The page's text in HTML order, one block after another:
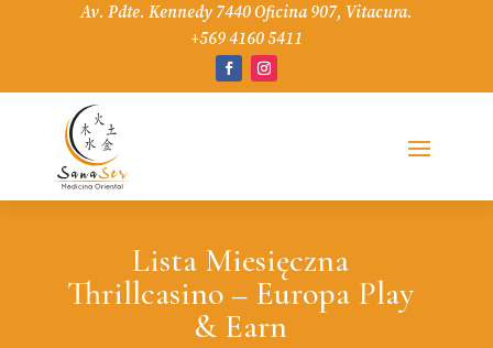
Av. Pdte. Kennedy 7440 Oficina 907, Vitacura.
+569 4160 5411
Lista Miesięczna
Thrillcasino – Europa Play
& Earn